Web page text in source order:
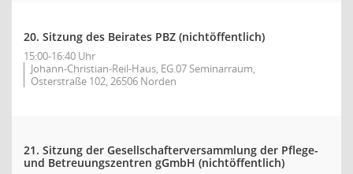
20. Sitzung des Beirates PBZ (nichtöffentlich)
15:00-16:40 Uhr
Johann-Christian-Reil-Haus, EG.07 Seminarraum,
Osterstraße 102, 26506 Norden
21. Sitzung der Gesellschafterversammlung der Pflege-
und Betreuungszentren gGmbH (nichtöffentlich)